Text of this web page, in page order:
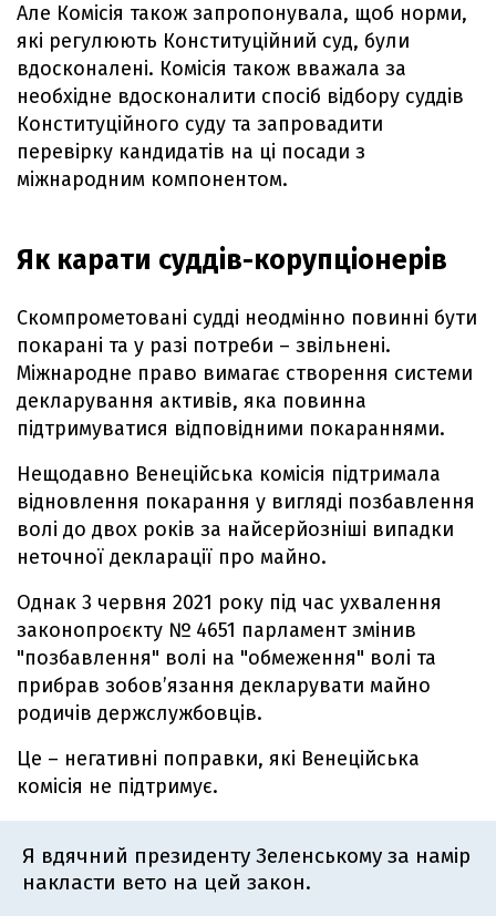
Але Комісія також запропонувала, щоб норми,
які регулюють Конституційний суд, були
вдосконалені. Комісія також вважала за
необхідне вдосконалити спосіб відбору суддів
Конституційного суду та запровадити
перевірку кандидатів на ці посади з
міжнародним компонентом.
Як карати суддів-корупціонерів
Скомпрометовані судді неодмінно повинні бути
покарані та у разі потреби – звільнені.
Міжнародне право вимагає створення системи
декларування активів, яка повинна
підтримуватися відповідними покараннями.
Нещодавно Венеційська комісія підтримала
відновлення покарання у вигляді позбавлення
волі до двох років за найсерйозніші випадки
неточної декларації про майно.
Однак 3 червня 2021 року під час ухвалення
законопроєкту № 4651 парламент змінив
"позбавлення" волі на "обмеження" волі та
прибрав зобов’язання декларувати майно
родичів держслужбовців.
Це – негативні поправки, які Венеційська
комісія не підтримує.
Я вдячний президенту Зеленському за намір
накласти вето на цей закон.